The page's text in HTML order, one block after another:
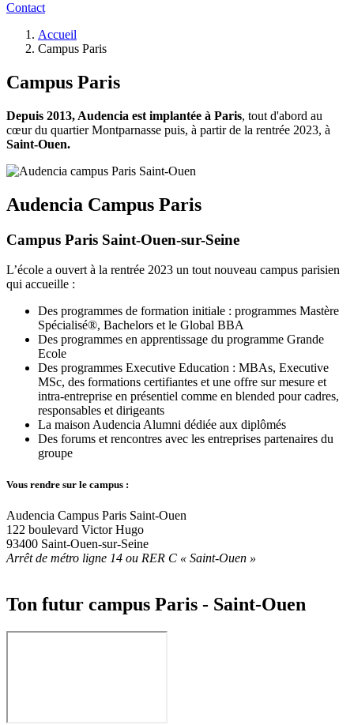
Contact
d'Ariane
Accueil
Campus Paris
Campus Paris
Depuis 2013, Audencia est implantée à Paris, tout d'abord au
cœur du quartier Montparnasse puis, à partir de la rentrée 2023, à
Saint-Ouen.
Audencia Campus Paris
Campus Paris Saint-Ouen-sur-Seine
L’école a ouvert à la rentrée 2023 un tout nouveau campus parisien
qui accueille :
Des programmes de formation initiale : programmes Mastère
Spécialisé®, Bachelors et le Global BBA
Des programmes en apprentissage du programme Grande
Ecole
Des programmes Executive Education : MBAs, Executive
MSc, des formations certifiantes et une offre sur mesure et
intra-entreprise en présentiel comme en blended pour cadres,
responsables et dirigeants
La maison Audencia Alumni dédiée aux diplômés
Des forums et rencontres avec les entreprises partenaires du
groupe
Vous rendre sur le campus :
Audencia Campus Paris Saint-Ouen
122 boulevard Victor Hugo
93400 Saint-Ouen-sur-Seine
Arrêt de métro ligne 14 ou RER C « Saint-Ouen »
Ton futur campus Paris - Saint-Ouen